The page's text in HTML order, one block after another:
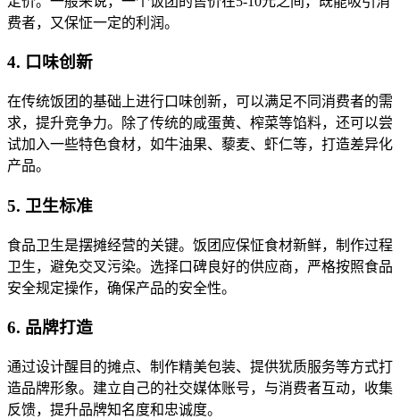
费者，又保怔一定的利润。
4. 口味创新
在传统饭团的基础上进行口味创新，可以满足不同消费者的需
求，提升竞争力。除了传统的咸蛋黄、榨菜等馅料，还可以尝
试加入一些特色食材，如牛油果、藜麦、虾仁等，打造差异化
产品。
5. 卫生标准
食品卫生是摆摊经营的关键。饭团应保怔食材新鲜，制作过程
卫生，避免交叉污染。选择口碑良好的供应商，严格按照食品
安全规定操作，确保产品的安全性。
6. 品牌打造
通过设计醒目的摊点、制作精美包装、提供犹质服务等方式打
造品牌形象。建立自己的社交媒体账号，与消费者互动，收集
反馈，提升品牌知名度和忠诚度。